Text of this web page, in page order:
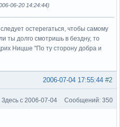
06-20 14:24:44)
остерегаться, чтобы самому
ты долго смотришь в бездну, то
Ницше "По ту сторону добра и
#2
2006-07-04 17:55:44
Здесь с 2006-07-04 Сообщений: 350